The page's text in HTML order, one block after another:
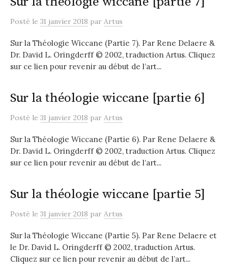
Posté le 31 janvier 2018 par Artus
Sur la Théologie Wiccane (Partie 7). Par Rene Delaere &
Dr. David L. Oringderff © 2002, traduction Artus. Cliquez
sur ce lien pour revenir au début de l’art...
Sur la théologie wiccane [partie 6]
Posté le 31 janvier 2018 par Artus
Sur la Théologie Wiccane (Partie 6). Par Rene Delaere &
Dr. David L. Oringderff © 2002, traduction Artus. Cliquez
sur ce lien pour revenir au début de l’art...
Sur la théologie wiccane [partie 5]
Posté le 31 janvier 2018 par Artus
Sur la Théologie Wiccane (Partie 5). Par Rene Delaere et
le Dr. David L. Oringderff © 2002, traduction Artus.
Cliquez sur ce lien pour revenir au début de l’art...